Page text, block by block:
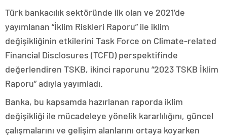
Türk bankacılık sektöründe ilk olan ve 2021’de
yayımlanan “İklim Riskleri Raporu” ile iklim
değişikliğinin etkilerini Task Force on Climate-related
Financial Disclosures (TCFD) perspektifinde
değerlendiren TSKB, ikinci raporunu “2023 TSKB İklim
Raporu” adıyla yayımladı.
Banka, bu kapsamda hazırlanan raporda iklim
değişikliği ile mücadeleye yönelik kararlılığını, güncel
çalışmalarını ve gelişim alanlarını ortaya koyarken